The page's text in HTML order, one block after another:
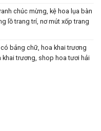
chúc mừng, kệ hoa lụa bàn
lồ trang trí, nơ mút xốp trang
bảng chữ hoa khai trương
khai trương shop hoa tươi hải